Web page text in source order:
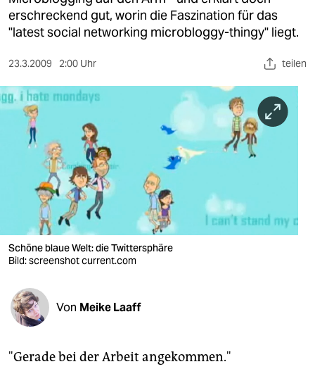
gesellschaft
kultur
sport
berlin
nord
wahrheit
verlag
verlag
shop
fragen & hilfe
unterstützen
erschreckend gut, worin die Faszination für das
"latest social networking microbloggy-thingy" liegt.
23.3.2009 2:00 Uhr teilen
Schöne blaue Welt: die Twittersphäre
Bild: screenshot current.com
Von Meike Laaff
"Gerade bei der Arbeit angekommen."